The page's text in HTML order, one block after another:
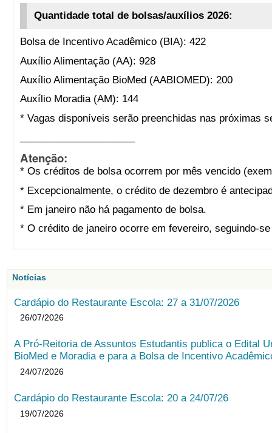
Quantidade total de bolsas/auxílios 2026:
Bolsa de Incentivo Acadêmico (BIA): 422
Auxílio Alimentação (AA): 928
Auxílio Alimentação BioMed (AABIOMED): 200
Auxílio Moradia (AM): 144
* Vagas disponíveis serão preenchidas nas próximas
Atenção:
* Os créditos de bolsa ocorrem por mês vencido
* Excepcionalmente, o crédito de dezembro é
* Em janeiro não há pagamento de bolsa.
* O crédito de janeiro ocorre em fevereiro, seguindo-
Notícias
Cardápio do Restaurante Escola: 27 a 31/07/2026
26/07/2026
A Pró-Reitoria de Assuntos Estudantis publica o Edital
BioMed e Moradia e para a Bolsa de Incentivo
24/07/2026
Cardápio do Restaurante Escola: 20 a 24/07/26
19/07/2026